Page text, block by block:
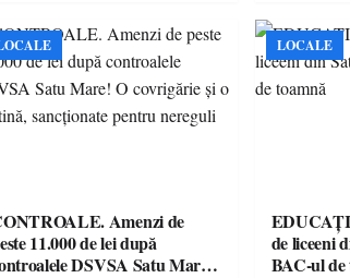
de învățământ
finanțat prin
Amenzi de
11.000 de lei după
DSVSA Satu Mare!
LOCALE
de liceeni
BAC-ul